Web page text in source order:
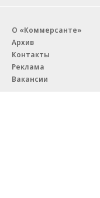
О «Коммерсанте»
Архив
Контакты
Реклама
Вакансии